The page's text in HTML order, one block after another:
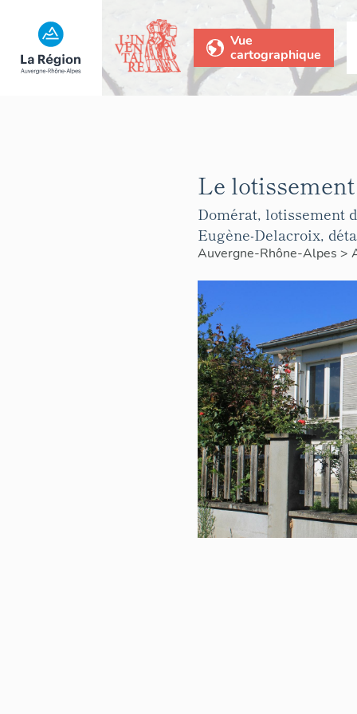
Vue
cartographique
Le
Domérat, lotissement
Eugène-Delacroix,
Auvergne-Rhône-Alpes >